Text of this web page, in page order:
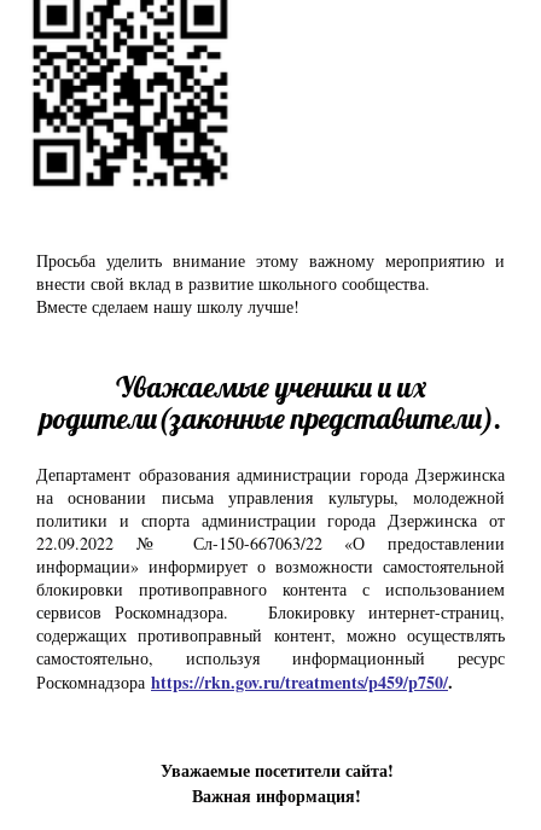
Просьба уделить внимание этому важному мероприятию и
внести свой вклад в развитие школьного сообщества.
Вместе сделаем нашу школу лучше!
Уважаемые ученики и их
родители(законные представители).
Департамент образования администрации города Дзержинска
на основании письма управления культуры, молодежной
политики и спорта администрации города Дзержинска от
22.09.2022 № Сл-150-667063/22 «О предоставлении
информации» информирует о возможности самостоятельной
блокировки противоправного контента с использованием
сервисов Роскомнадзора. Блокировку интернет-страниц,
содержащих противоправный контент, можно осуществлять
самостоятельно, используя информационный ресурс
Роскомнадзора https://rkn.gov.ru/treatments/p459/p750/.
Уважаемые посетители сайта!
Важная информация!